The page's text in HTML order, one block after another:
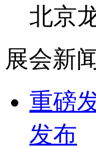
北京
展会新
重磅
发布